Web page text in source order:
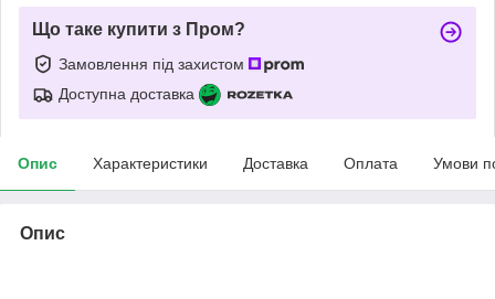
Що таке купити з Пром?
Замовлення під захистом
Доступна доставка
Опис Характеристики Доставка Оплата Умови
Опис